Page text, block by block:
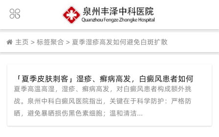
主页 > 标签聚合 > 夏季湿疹高发如何避免白斑扩散
「夏季皮肤刺客」湿疹、癣病高发，白癜风患者如何
“全身而退”？泉州中科白癜风医院支招
夏季高温高湿，湿疹、癣病高发，对白癜风患者构成额外挑
战。泉州中科白癜风医院指出，关键在于科学防护：严格防
晒，避免暴晒损伤黑色素细胞；温和清洁...